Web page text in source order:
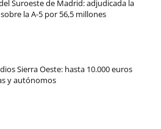
Suroeste de Madrid: adjudicada la
la A-5 por 56,5 millones
Sierra Oeste: hasta 10.000 euros
y autónomos